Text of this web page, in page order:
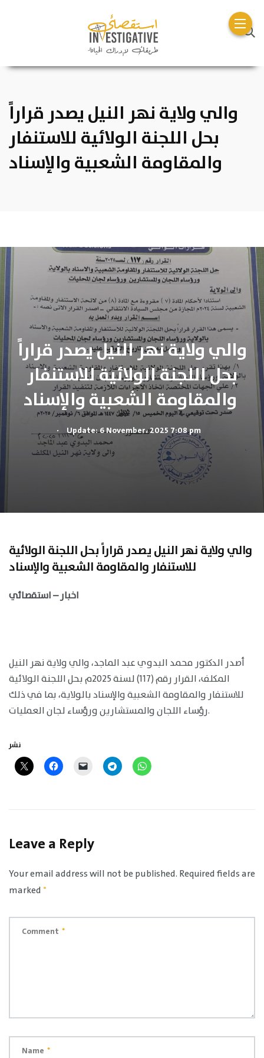
والي ولاية نهر النيل يصدر قراراً
بحل اللجنة الولائية للاستنفار
والي ولاية نهر النيل يصدر قراراً
بحل اللجنة الولائية للاستنفار
. Update: 6 November، 2025 7:08 pm
والي ولاية نهر النيل يصدر قراراً بحل اللجنة الولائية
للاستنفار والمقاومة الشعبية والإسناد
أصدر الدكتور محمد البدوي عبد الماجد، والي ولاية نهر النيل
المكلف، القرار رقم (117) لسنة 2025م بحل اللجنة الولائية
للاستنفار والمقاومة الشعبية والإسناد بالولاية، بما في ذلك
رؤساء اللجان والمستشارين ورؤساء لجان العمليات.
نشر
Leave a Reply
Your email address will not be published. Required fields are
marked*
Comment *
Name *